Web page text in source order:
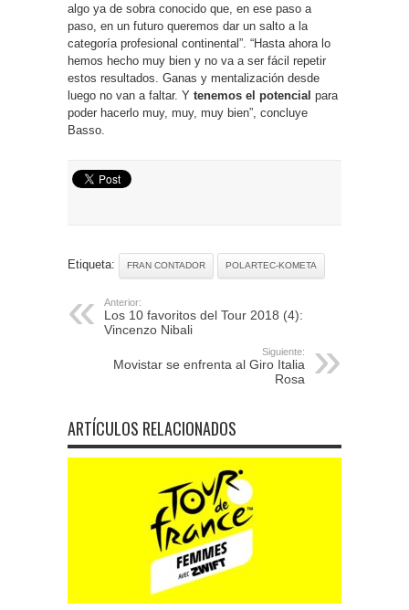
algo ya de sobra conocido que, en ese paso a
paso, en un futuro queremos dar un salto a la
categoría profesional continental”. “Hasta ahora lo
hemos hecho muy bien y no va a ser fácil repetir
estos resultados. Ganas y mentalización desde
luego no van a faltar. Y tenemos el potencial para
poder hacerlo muy, muy, muy bien”, concluye
Basso.
Etiqueta: FRAN CONTADOR POLARTEC-KOMETA
Anterior:
Los 10 favoritos del Tour 2018 (4):
Vincenzo Nibali
Siguiente:
Movistar se enfrenta al Giro Italia
Rosa
ARTÍCULOS RELACIONADOS